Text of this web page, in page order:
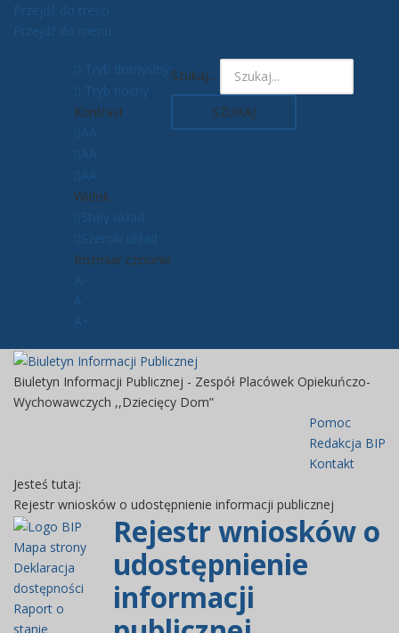
Przejdź do treści
Przejdź do menu
Tryb domyślny
Tryb nocny
Kontrast
AA
AA
AA
Widok
Stały układ
Szeroki układ
Rozmiar czcionki
A-
A
A+
Szukaj...
SZUKAJ
Biuletyn Informacji Publicznej - Zespół Placówek Opiekuńczo-
Wychowawczych ,,Dziecięcy Dom”
Pomoc
Redakcja BIP
Kontakt
Jesteś tutaj:
Rejestr wniosków o udostępnienie informacji publicznej
Rejestr wniosków o
udostępnienie
informacji
Mapa strony
Deklaracja
dostępności
Raport o
stanie